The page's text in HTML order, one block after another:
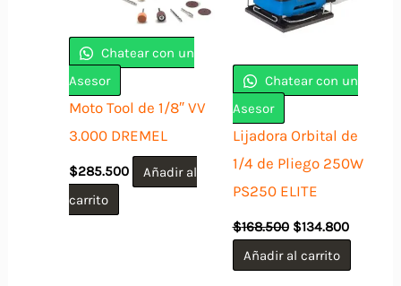
Chatear con un
Asesor
Moto Tool de 1/8″ VV
3.000 DREMEL
$285.500
Añadir al
carrito
Chatear con un
Asesor
Lijadora Orbital de
1/4 de Pliego 250W
PS250 ELITE
$168.500 El
precio
original
era:
$134.800El
precio
es:
Añadir al carrito